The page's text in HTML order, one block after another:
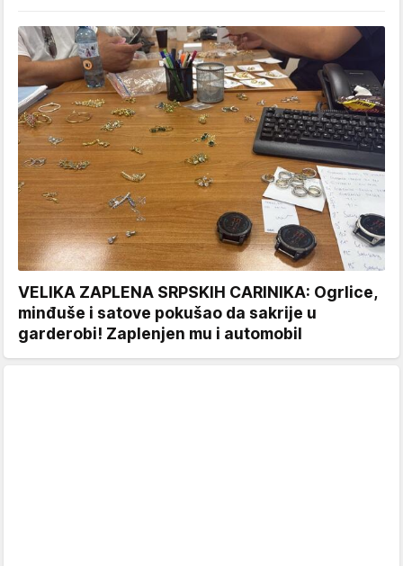
VELIKA ZAPLENA SRPSKIH CARINIKA: Ogrlice,
minđuše i satove pokušao da sakrije u
garderobi! Zaplenjen mu i automobil